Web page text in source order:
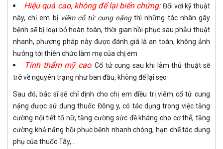
Hiệu quả cao, không để lại biến chứng:Đối với kỹ thuật
này, chị em bị viêm cổ tử cung nặngthì những tác nhân gây
bệnh sẽ bị loại bỏ hoàn toàn, thời gian hồi phục sau phẫu thuật
nhanh, phương pháp này được đánh giá là an toàn, không ảnh
hưởng tới thiên chức làm mẹ của chị em
Tính thẩm mỹ cao: Cổ tử cung sau khi làm thủ thuật sẽ
trở về nguyên trạng như ban đầu, không để lại sẹo
Sau đó, bác sĩ sẽ chỉ định cho chị em điều trị viêm cổ tử cung
nặng được sử dụng thuốc Đông y, có tác dụng trong việc tăng
cường nội tiết tố nữ, tăng cường sức đề kháng cho cơ thể, tăng
cường khả năng hồi phục bệnh nhanh chóng, hạn chế tác dụng
phụ của thuốc Tây,...